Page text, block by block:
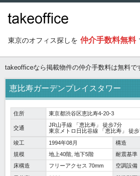
東京のオフィス探しを 仲介手数料無料
takeofficeなら掲載物件の仲介手数料は無料で
恵比寿ガーデンプレイスタワー
住所 東京都渋谷区恵比寿4-20-3
交通 JR山手線 「恵比寿 」 徒歩7分
東京メトロ日比谷線 「恵比寿 」 徒
竣工
1994年08月 構造
規模
地上40階, 地下5階 耐震基準
床構造
フリーアクセス 70mm 空調設備